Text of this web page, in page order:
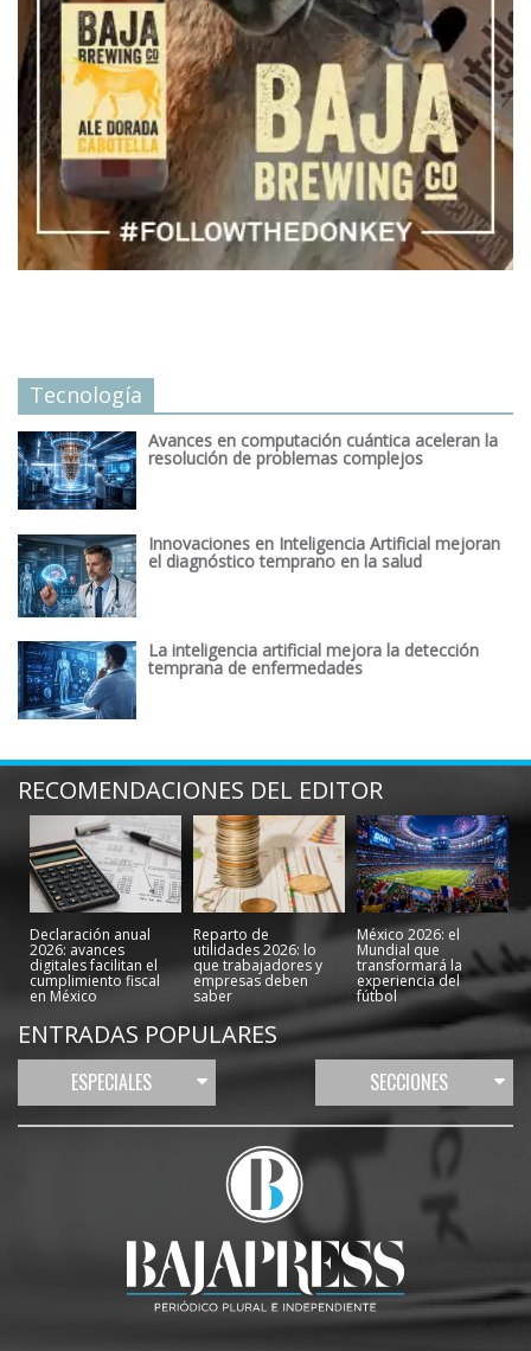
Tecnología
Avances en computación cuántica aceleran la
resolución de problemas complejos
Innovaciones en Inteligencia Artificial mejoran
el diagnóstico temprano en la salud
La inteligencia artificial mejora la detección
temprana de enfermedades
RECOMENDACIONES DEL EDITOR
Declaración anual
2026: avances
digitales facilitan el
cumplimiento fiscal
en México
Reparto de
utilidades 2026: lo
que trabajadores y
empresas deben
saber
México 2026: el
Mundial que
transformará la
experiencia del
fútbol
ENTRADAS POPULARES
ESPECIALES SECCIONES